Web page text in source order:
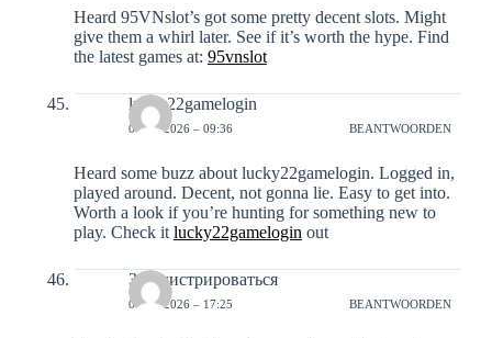
Heard 95VNslot’s got some pretty decent slots. Might
give them a whirl later. See if it’s worth the hype. Find
the latest games at: 95vnslot
lucky22gamelogin
07-01-2026 – 09:36 BEANTWOORDEN
Heard some buzz about lucky22gamelogin. Logged in,
played around. Decent, not gonna lie. Easy to get into.
Worth a look if you’re hunting for something new to
play. Check it lucky22gamelogin out
Зарегистрироваться
07-01-2026 – 17:25 BEANTWOORDEN